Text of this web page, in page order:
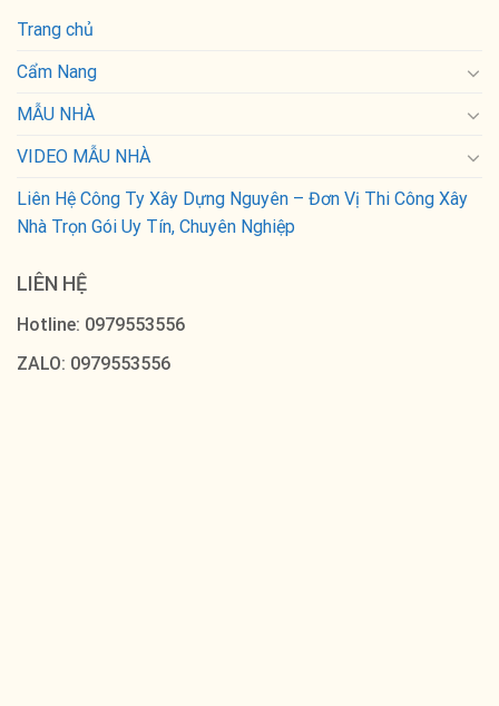
Trang chủ
Cẩm Nang
MẪU NHÀ
VIDEO MẪU NHÀ
Liên Hệ Công Ty Xây Dựng Nguyên – Đơn Vị Thi Công Xây
Nhà Trọn Gói Uy Tín, Chuyên Nghiệp
LIÊN HỆ
Hotline: 0979553556
ZALO: 0979553556